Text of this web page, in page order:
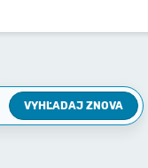
VYHĽADAJ ZNOVA